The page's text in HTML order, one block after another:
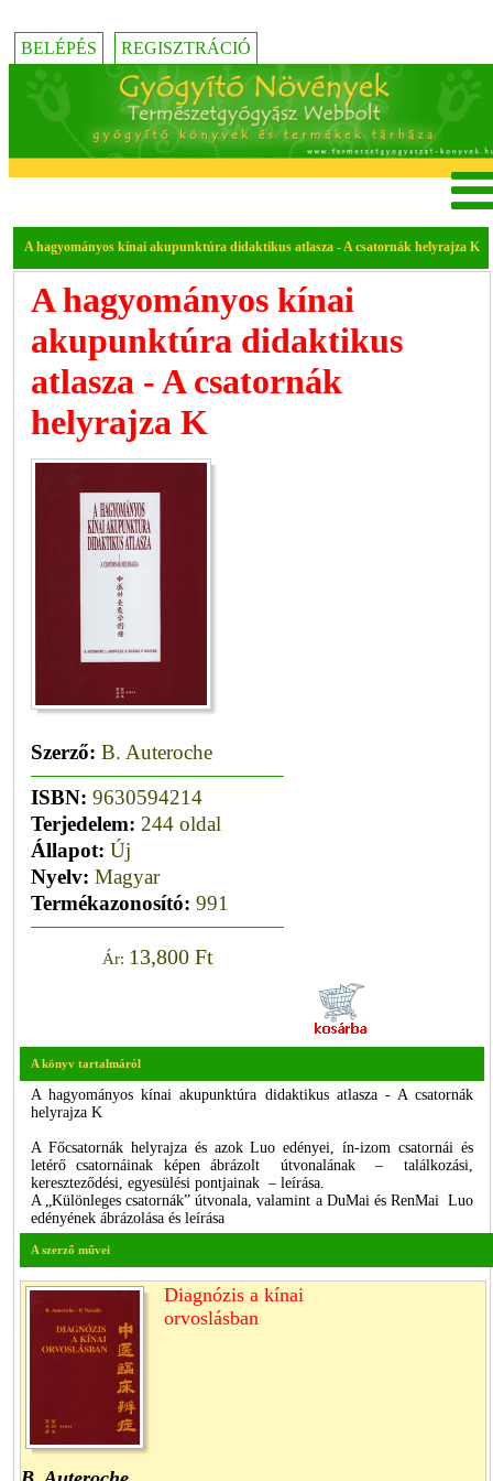
BELÉPÉS REGISZTRÁCIÓ
A hagyományos kínai akupunktúra didaktikus atlasza - A csatornák helyrajza K
A hagyományos kínai
akupunktúra didaktikus
atlasza - A csatornák
helyrajza K
Szerző: B. Auteroche
ISBN: 9630594214
Terjedelem: 244 oldal
Állapot: Új
Nyelv: Magyar
Termékazonosító: 991
Ár: 13,800 Ft
A könyv tartalmáról
A hagyományos kínai akupunktúra didaktikus atlasza - A csatornák
helyrajza K
A Főcsatornák helyrajza és azok Luo edényei, ín-izom csatornái és
letérő csatornáinak képen ábrázolt útvonalának – találkozási,
kereszteződési, egyesülési pontjainak – leírása.
A „Különleges csatornák” útvonala, valamint a DuMai és RenMai Luo
edényének ábrázolása és leírása
A szerző művei
Diagnózis a kínai
orvoslásban